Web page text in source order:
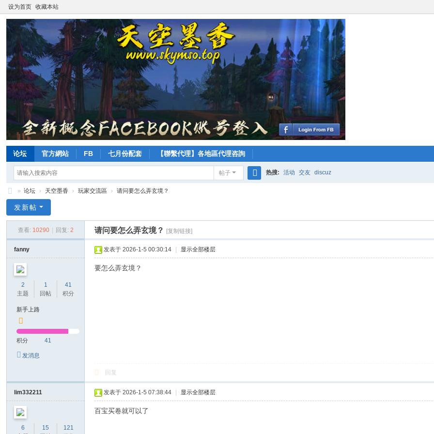
设为首页 收藏本站
论坛 官方網站 FB 七月份配套 【聯繫代理】各地區代理咨詢
帖子 热搜: 活动 交友 discuz
空
香
» 论坛 › 天空墨香 › 玩家交流區 › 请问要怎么弄玄境？
发新帖
查看: 10290 回复: 2 请问要怎么弄玄境？ [复制链接]
fanny
2
主题
1
回帖
41
积分
新手上路
积分 41
发消息
发表于 2026-1-5 00:30:14 显示全部楼层
要怎么弄玄境？
回复
lim332211
6
15
121
发表于 2026-1-5 07:38:44 显示全部楼层
百宝买卷就可以了